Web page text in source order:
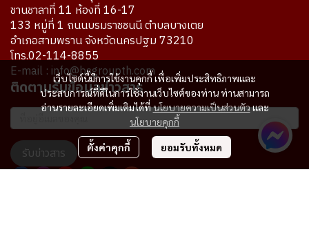
เว็บไซต์นี้มีการใช้งานคุกกี้ เพื่อเพิ่มประสิทธิภาพและ
ประสบการณ์ที่ดีในการใช้งานเว็บไซต์ของท่าน ท่านสามารถ
อ่านรายละเอียดเพิ่มเติมได้ที่นโยบายความเป็นส่วนตัวและ
นโยบายคุกกี้
ตั้งค่าคุกกี้ ยอมรับทั้งหมด
ชานชาลาที่ 11 ห้องที่ 16-17
133 หมู่ที่ 1 ถนนบรมราชชนนี ตำบลบางเตย
อำเภอสามพราน จังหวัดนครปฐม 73210
โทร.02-114-8855
E-mail : info@bsgroupth.com
ติดตามรับข้อมูลข่าวสาร
รับข่าวสาร